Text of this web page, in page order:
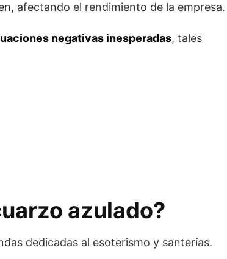
afectando el rendimiento de la empresa.
negativas inesperadas, tales
azulado?
dedicadas al esoterismo y santerías.